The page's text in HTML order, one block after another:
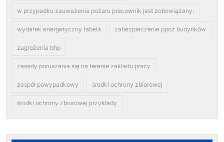
w przypadku zauważenia pożaru pracownik jest zobowiązany:
wydatek energetyczny tabela zabezpieczenie ppoż budynków
zagrożenia bhp
zasady poruszania się na terenie zakładu pracy
zespół powypadkowy środki ochrony zbiorowej
środki ochrony zbiorowej przykłady